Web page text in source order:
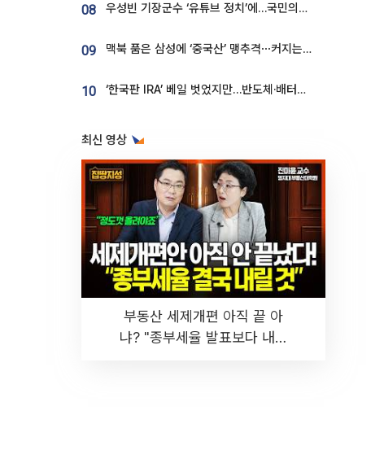
08 우성빈 기장군수 ‘유튜브 정치’에…국민의힘 군의원들 집단 반발
09 맥북 품은 삼성에 ‘중국산’ 맹추격⋯커지는 노트북 OLED 시장
10 ‘한국판 IRA’ 베일 벗었지만…반도체·배터리 업계 “시행령이 관건”
최신 영상
부동산 세제개편 아직 끝 아
냐? "종부세율 발표보다 내릴